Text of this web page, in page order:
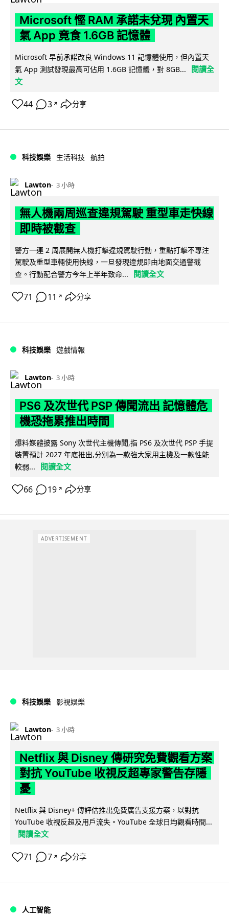
Microsoft 慳 RAM 承諾未兌現 內置天
氣 App 竟食 1.6GB 記憶體
Microsoft 早前承諾改良 Windows 11 記憶體使用，但內置天
氣 App 測試發現最高可佔用 1.6GB 記憶體，對 8GB...
閱讀全
文
44 3 ↗ 分享
科技娛樂 生活科技 航拍
Lawton 3 小時
無人機兩周巡查違規駕駛 重型車走快線
即時被截查
警方一連 2 周展開無人機打擊違規駕駛行動，重點打擊不專注
駕駛及重型車輛使用快線，一旦發現違規即由地面交通警截
查。行動配合警方今年上半年致命...
閱讀全文
71 11 ↗ 分享
科技娛樂 遊戲情報
Lawton 3 小時
PS6 及次世代 PSP 傳聞流出 記憶體危
機恐拖累推出時間
爆料媒體披露 Sony 次世代主機傳聞,指 PS6 及次世代 PSP 手提
裝置預計 2027 年底推出,分別為一款強大家用主機及一款性能
較弱...
閱讀全文
66 19 ↗ 分享
ADVERTISEMENT
科技娛樂 影視娛樂
Lawton 3 小時
Netflix 與 Disney 傳研究免費觀看方案
對抗 YouTube 收視反超專家警告存隱
憂
Netflix 與 Disney+ 傳評估推出免費廣告支援方案，以對抗
YouTube 收視反超及用戶流失。YouTube 全球日均觀看時間...
閱讀全文
71 7 ↗ 分享
人工智能